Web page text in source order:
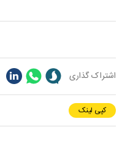
اشتراک گذاری
کپی لینک